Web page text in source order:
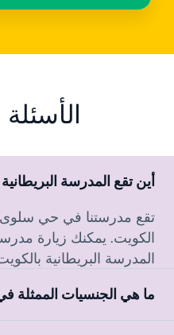
أين تقع المدرسة
تقع مدرستنا في حي سلوى
الكويت. يمكنك زيارة
ما هي الجنسيات الممثلة